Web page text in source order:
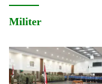
Militer